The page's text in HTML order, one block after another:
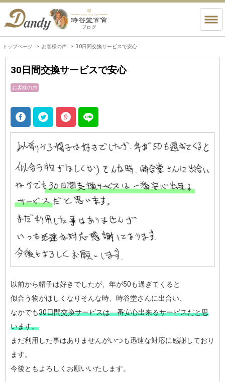
トップページ お客様の声 30日間交換サービスで安心
30日間交換サービスで安心
お客様の声
以前から帽子は好きでしたが、年が50も過ぎてくると
似合う物がほしくなりそんな時、時谷堂さんに出合い、
なかでも30日間交換サービスは一番安心出来るサービスだと思
います。
まだ利用した事はありませんがいつも迅速な対応に感謝しており
ます。
今後ともよろしくお願いいたします。